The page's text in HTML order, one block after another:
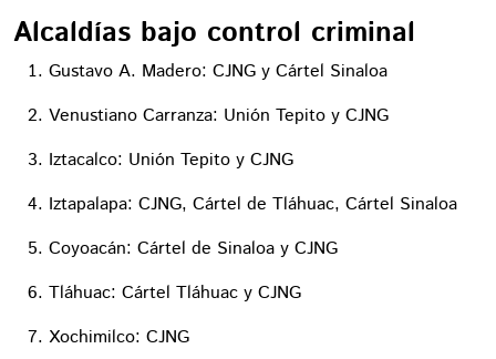
Alcaldías bajo control criminal
Gustavo A. Madero: CJNG y Cártel Sinaloa
Venustiano Carranza: Unión Tepito y CJNG
Iztacalco: Unión Tepito y CJNG
Iztapalapa: CJNG, Cártel de Tláhuac, Cártel Sinaloa
Coyoacán: Cártel de Sinaloa y CJNG
Tláhuac: Cártel Tláhuac y CJNG
Xochimilco: CJNG